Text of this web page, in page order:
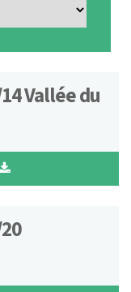
Vallée du